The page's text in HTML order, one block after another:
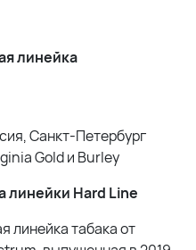
линейка
Санкт-Петербург
Gold и Burley
линейки Hard Line
линейка табака от